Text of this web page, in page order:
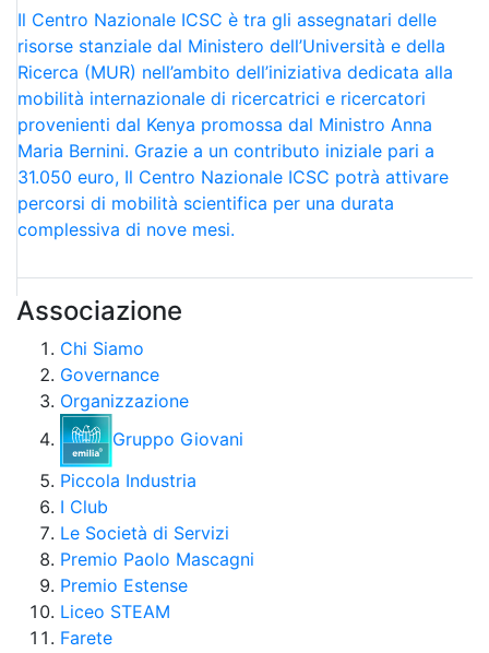
Il Centro Nazionale ICSC è tra gli assegnatari delle
risorse stanziale dal Ministero dell’Università e della
Ricerca (MUR) nell’ambito dell’iniziativa dedicata alla
mobilità internazionale di ricercatrici e ricercatori
provenienti dal Kenya promossa dal Ministro Anna
Maria Bernini. Grazie a un contributo iniziale pari a
31.050 euro, Il Centro Nazionale ICSC potrà attivare
percorsi di mobilità scientifica per una durata
complessiva di nove mesi.
Associazione
Chi Siamo
Governance
Organizzazione
Gruppo Giovani
Piccola Industria
I Club
Le Società di Servizi
Premio Paolo Mascagni
Premio Estense
Liceo STEAM
Farete